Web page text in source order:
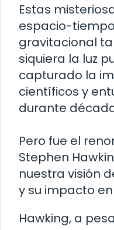
Estas
espacio-
gravitacional
siquiera la luz
capturado la
científicos y
durante
Pero fue el
Stephen
nuestra visión
y su impacto
Hawking, a